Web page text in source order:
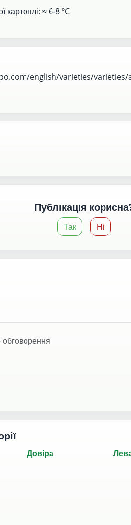
картоплі: ≈ 6-8 ºC
english/varieties/varieties/
Публікація
Так Ні
обговорення
Довіра